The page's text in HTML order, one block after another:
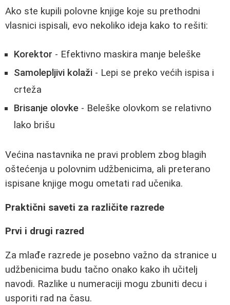
Ako ste kupili polovne knjige koje su prethodni
vlasnici ispisali, evo nekoliko ideja kako to rešiti:
Korektor - Efektivno maskira manje beleške
Samolepljivi kolaži - Lepi se preko većih ispisa i
crteža
Brisanje olovke - Beleške olovkom se relativno
lako brišu
Većina nastavnika ne pravi problem zbog blagih
oštećenja u polovnim udžbenicima, ali preterano
ispisane knjige mogu ometati rad učenika.
Praktični saveti za različite razrede
Prvi i drugi razred
Za mlađe razrede je posebno važno da stranice u
udžbenicima budu tačno onako kako ih učitelj
navodi. Razlike u numeraciji mogu zbuniti decu i
usporiti rad na času.